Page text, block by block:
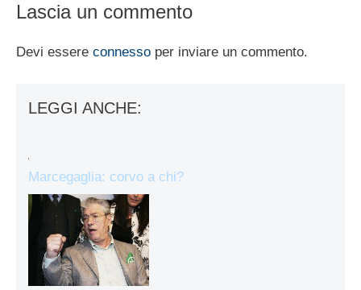
Lascia un commento
Devi essere connesso per inviare un commento.
LEGGI ANCHE:
Marcegaglia: corvo a chi?